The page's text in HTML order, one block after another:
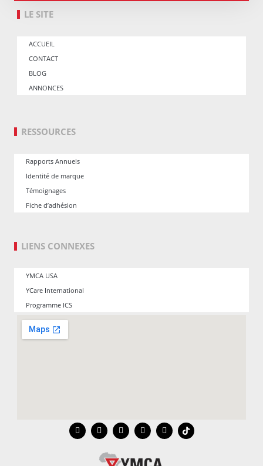
LE SITE
ACCUEIL
CONTACT
BLOG
ANNONCES
RESSOURCES
Rapports Annuels
Identité de marque
Témoignages
Fiche d’adhésion
LIENS CONNEXES
YMCA USA
YCare International
Programme ICS